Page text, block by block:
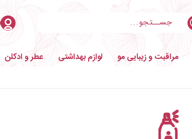
مراقبت و زیبایی مو لوازم بهداشتی عطر و ادکلن